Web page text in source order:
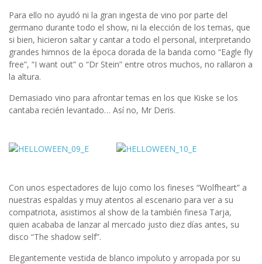
Para ello no ayudó ni la gran ingesta de vino por parte del
germano durante todo el show, ni la elección de los temas, que
si bien, hicieron saltar y cantar a todo el personal, interpretando
grandes himnos de la época dorada de la banda como “Eagle fly
free”, “I want out” o “Dr Stein” entre otros muchos, no rallaron a
la altura.
Demasiado vino para afrontar temas en los que Kiske se los
cantaba recién levantado… Así no, Mr Deris.
Con unos espectadores de lujo como los fineses “Wolfheart” a
nuestras espaldas y muy atentos al escenario para ver a su
compatriota, asistimos al show de la también finesa Tarja,
quien acababa de lanzar al mercado justo diez días antes, su
disco “The shadow self”.
Elegantemente vestida de blanco impoluto y arropada por su